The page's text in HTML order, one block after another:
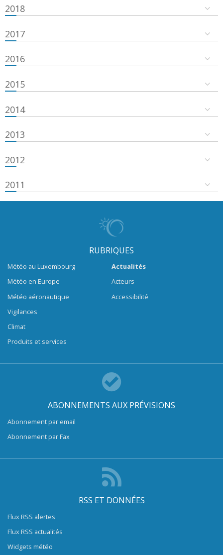
2018
2017
2016
2015
2014
2013
2012
2011
RUBRIQUES
Météo au Luxembourg
Météo en Europe
Météo aéronautique
Vigilances
Climat
Produits et services
Actualités
Acteurs
Accessibilité
ABONNEMENTS AUX PRÉVISIONS
Abonnement par email
Abonnement par Fax
RSS ET DONNÉES
Flux RSS alertes
Flux RSS actualités
Widgets météo